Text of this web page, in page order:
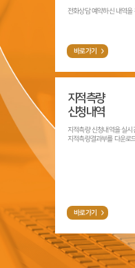
지적측량
신청내역
지적측량 신청내역을 실시
지적측량결과부를 다운로
바로가기
전화상담 예약하신 내역을
바로가기